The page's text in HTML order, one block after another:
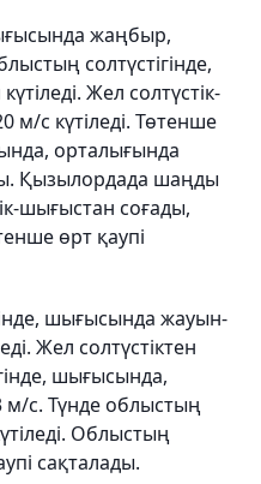
жаңбыр,
солтүстігінде,
Жел солтүстік-
м/с күтіледі. Төтенше
орталығында
Қызылордада шаңды
шығыстан соғады,
өрт қаупі
шығысында жауын-
Жел солтүстіктен
шығысында,
м/с. Түнде облыстың
Облыстың
сақталады.